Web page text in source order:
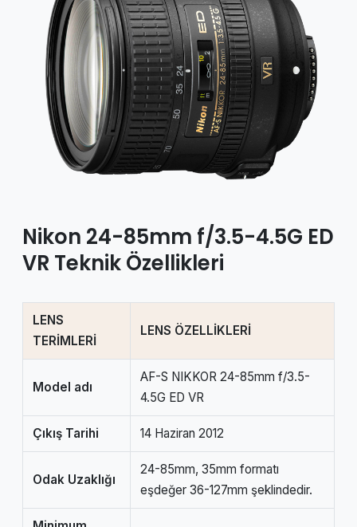
Nikon 24-85mm f/3.5-4.5G ED
VR Teknik Özellikleri
LENS
TERİMLERİ
LENS ÖZELLİKLERİ
Model adı
AF-S NIKKOR 24-85mm f/3.5-
4.5G ED VR
Çıkış Tarihi 14 Haziran 2012
Odak Uzaklığı
24-85mm, 35mm formatı
eşdeğer 36-127mm şeklindedir.